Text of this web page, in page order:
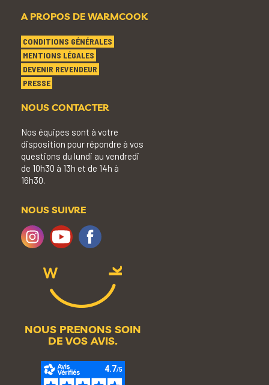
A PROPOS DE WARMCOOK
CONDITIONS GÉNÉRALES
MENTIONS LÉGALES
DEVENIR REVENDEUR
PRESSE
NOUS CONTACTER
Nos équipes sont à votre
disposition pour répondre à vos
questions du lundi au vendredi
de 10h30 à 13h et de 14h à
16h30.
NOUS SUIVRE
NOUS PRENONS SOIN
DE VOS AVIS.